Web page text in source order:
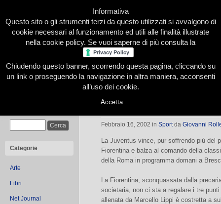
Home Presentazione Redazione Le nostre firme
Categorie
Arte
Libri
Net Journal
La Juve vola in testa
Febbraio 16, 2002 in Sportda Giovanni
La Juventus vince, pur soffrendo più del
Fiorentina e balza al comando della
della Roma in programma domani a
La Fiorentina, sconquassata dalla
societaria, non ci sta a regalare i tre
allenata da Marcello Lippi è costretta a
Informativa
Questo sito o gli strumenti terzi da questo utilizzati si avvalgono di
cookie necessari al funzionamento ed utili alle finalità illustrate
nella cookie policy. Se vuoi saperne di più consulta la
Chiudendo questo banner, scorrendo questa pagina, cliccando su
un link o proseguendo la navigazione in altra maniera, acconsenti
all’uso dei cookie.
Accetta